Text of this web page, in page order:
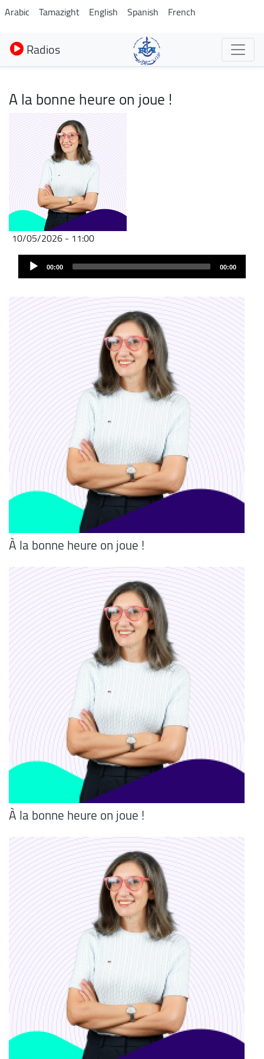
Aller
au
contenu
principal
Arabic Tamazight English Spanish French
Radios
A la bonne heure on joue !
10/05/2026 - 11:00
Audio
Player 00:00 00:00
À la bonne heure on joue !
À la bonne heure on joue !